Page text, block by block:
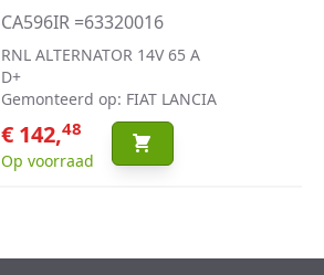
CA596IR =63320016
RNL ALTERNATOR 14V 65 A
D+
Gemonteerd op: FIAT LANCIA
€ 142,48
Op voorraad